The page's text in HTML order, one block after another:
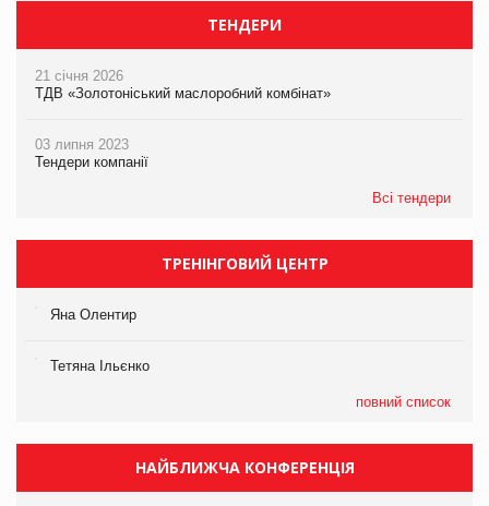
ТЕНДЕРИ
21 січня 2026
ТДВ «Золотоніський маслоробний комбінат»
03 липня 2023
Тендери компанії
Всі тендери
ТРЕНІНГОВИЙ ЦЕНТР
Яна Олентир
Тетяна Ільєнко
повний список
НАЙБЛИЖЧА КОНФЕРЕНЦІЯ